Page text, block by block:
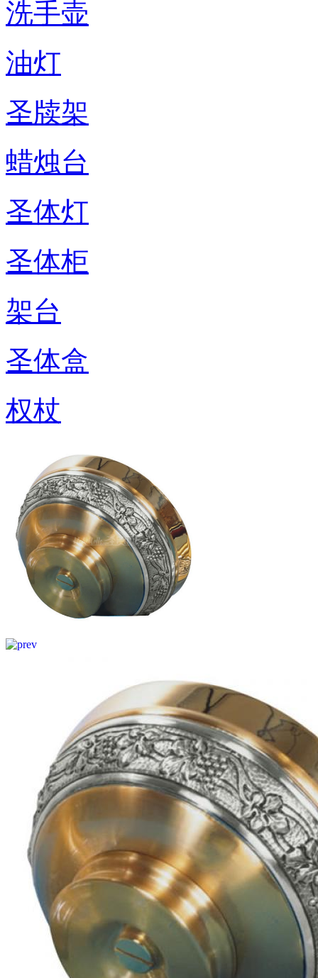
洗手壶
油灯
圣牍架
蜡烛台
圣体灯
圣体柜
架台
圣体盒
权杖